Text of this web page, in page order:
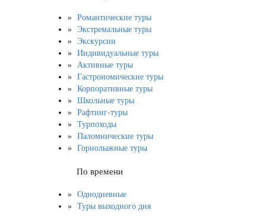
Романтические туры
Экстремальные туры
Экскурсии
Индивидуальные туры
Активные туры
Гастрономические туры
Корпоративные туры
Школьные туры
Рафтинг-туры
Турпоходы
Паломнические туры
Горнолыжные туры
По времени
Однодневные
Туры выходного дня